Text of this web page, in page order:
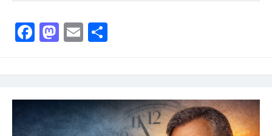
Facebook
Mastodon
Email